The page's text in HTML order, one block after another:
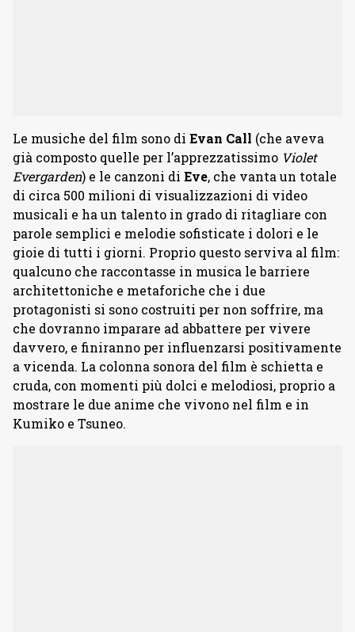
Le musiche del film sono di Evan Call (che aveva
già composto quelle per l’apprezzatissimo Violet
Evergarden) e le canzoni di Eve, che vanta un totale
di circa 500 milioni di visualizzazioni di video
musicali e ha un talento in grado di ritagliare con
parole semplici e melodie sofisticate i dolori e le
gioie di tutti i giorni. Proprio questo serviva al film:
qualcuno che raccontasse in musica le barriere
architettoniche e metaforiche che i due
protagonisti si sono costruiti per non soffrire, ma
che dovranno imparare ad abbattere per vivere
davvero, e finiranno per influenzarsi positivamente
a vicenda. La colonna sonora del film è schietta e
cruda, con momenti più dolci e melodiosi, proprio a
mostrare le due anime che vivono nel film e in
Kumiko e Tsuneo.